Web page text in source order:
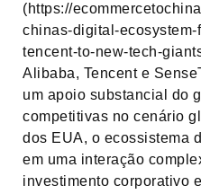
(https://
chinas-digital-
tencent-to-new-tech-
Alibaba, Tencent e
um apoio substancial do
competitivas no cenário
dos EUA, o ecossistema
em uma interação
investimento corporativo